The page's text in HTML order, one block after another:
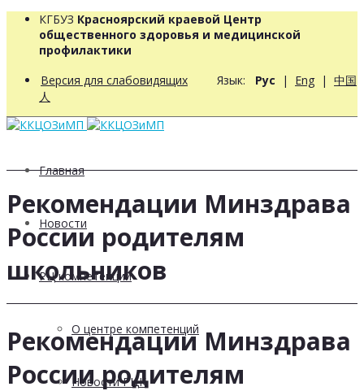
КГБУЗ Красноярский краевой Центр
общественного здоровья и медицинской
профилактики
Версия для слабовидящих Язык: Рус | Eng | 中国
人
Главная
Новости
РЦ компетенций
О центре компетенций
Новости РЦК
Рекомендации Минздрава
России родителям
школьников
Рекомендации Минздрава
России родителям